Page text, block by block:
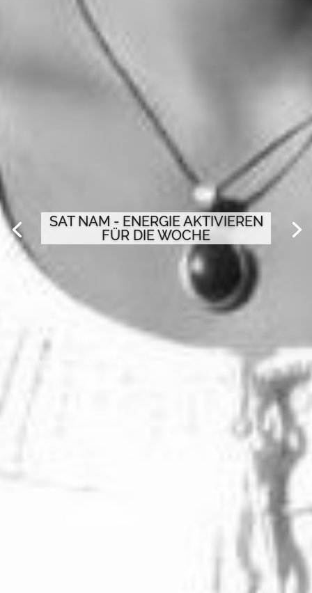
SAT NAM - ENERGIE AKTIVIEREN
FÜR DIE WOCHE